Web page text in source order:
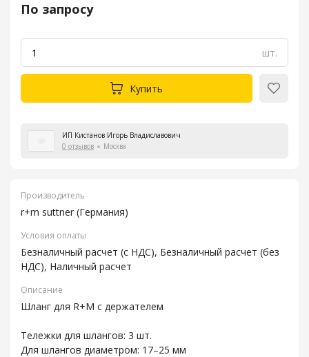
По запросу
шт.
Купить
ИП Кистанов Игорь Владиславович
0 отзывов
Москва
Производитель
r+m suttner (Германия)
Условия оплаты
Безналичный расчет (с НДС), Безналичный расчет (без
НДС), Наличный расчет
Описание
Шланг для R+M с держателем
Тележки для шлангов: 3 шт.
Для шлангов диаметром: 17–25 мм